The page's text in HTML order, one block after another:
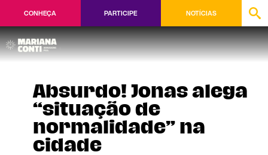
CONHEÇA PARTICIPE NOTÍCIAS
Absurdo! Jonas alega
“situação de
normalidade” na
cidade